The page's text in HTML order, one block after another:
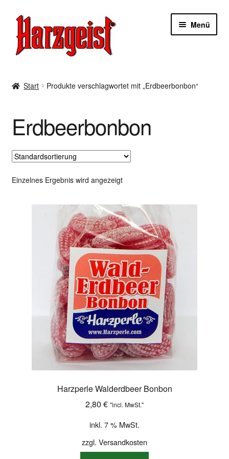
Zur
Navigation
springen
Zum
Inhalt
springen
Menü
Datenschutzerklärung
Impressum
Kasse
Mein Konto
Versandarten
Widerrufsbelehrung
Zahlungsarten
Start Produkte verschlagwortet mit „Erdbeerbonbon“
Erdbeerbonbon
Einzelnes Ergebnis wird angezeigt
Harzperle Walderdbeer Bonbon
2,80 € "incl. MwSt."
inkl. 7 % MwSt.
zzgl. Versandkosten